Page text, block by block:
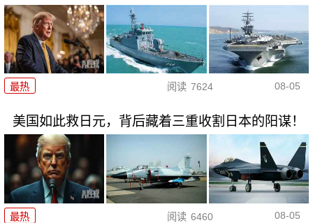
最热 阅读 7624 08-05
美国如此救日元，背后藏着三重收割日本的阳谋！
最热 阅读 6460 08-05